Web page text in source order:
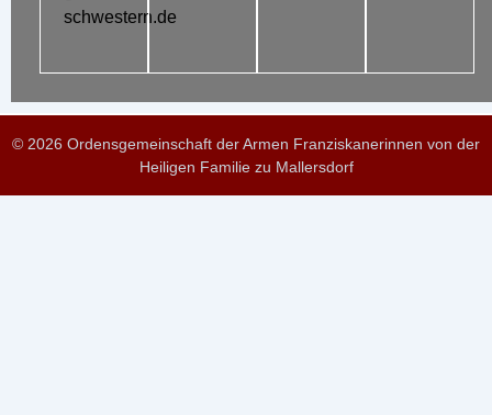
schwestern.de
© 2026 Ordensgemeinschaft der Armen Franziskanerinnen von der
Heiligen Familie zu Mallersdorf